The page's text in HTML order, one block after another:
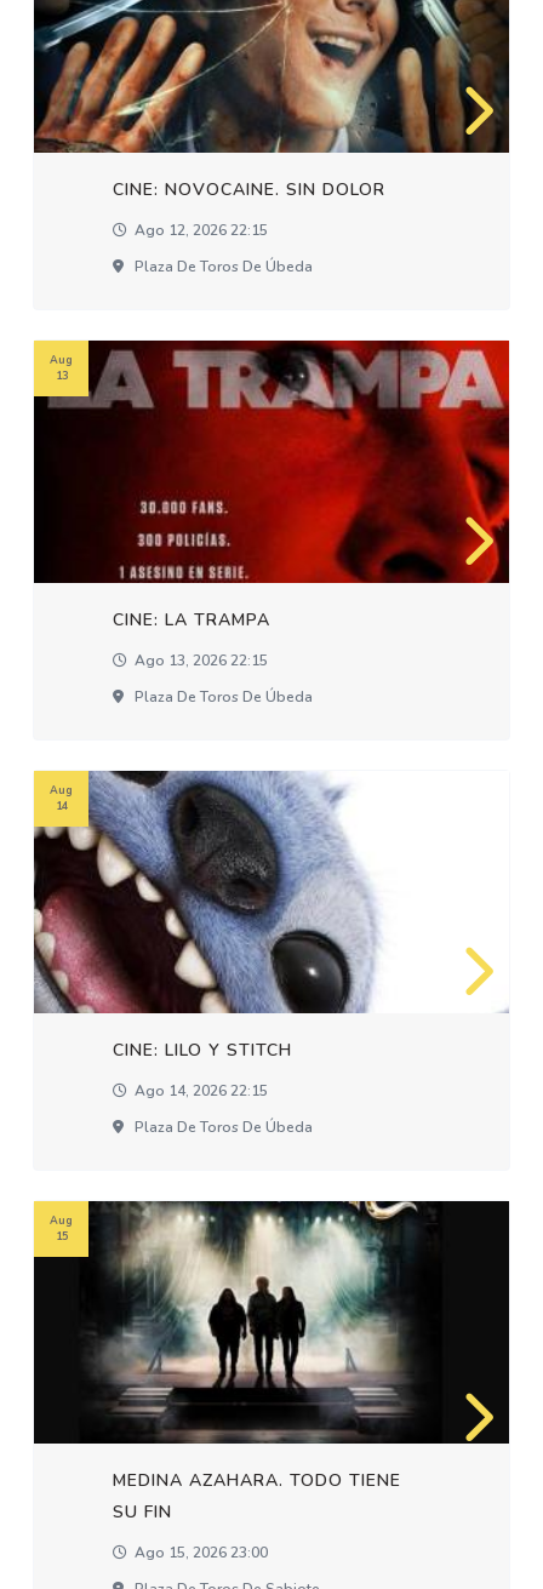
CINE: NOVOCAINE. SIN DOLOR
Ago 12, 2026 22:15
Plaza De Toros De Úbeda
CINE: LA TRAMPA
Ago 13, 2026 22:15
Plaza De Toros De Úbeda
Aug
13
CINE: LILO Y STITCH
Ago 14, 2026 22:15
Plaza De Toros De Úbeda
Aug
14
MEDINA AZAHARA. TODO TIENE
SU FIN
Ago 15, 2026 23:00
Aug
15